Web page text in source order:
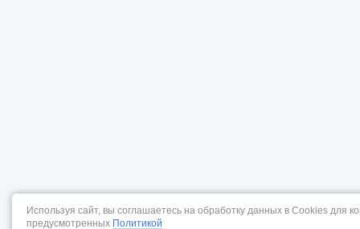
Используя сайт, вы соглашаетесь на обработку данных в Cookies для
предусмотренных Политикой